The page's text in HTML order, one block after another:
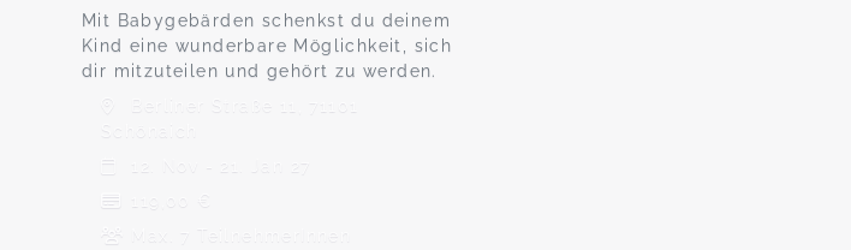
Mit Babygebärden schenkst du deinem
Kind eine wunderbare Möglichkeit, sich
dir mitzuteilen und gehört zu werden.
Berliner Straße 11, 71101
Schönaich
12. Nov - 21. Jan 27
119,00 €
Max. 7 TeilnehmerInnen